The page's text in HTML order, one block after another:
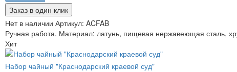
Заказ в один клик
Нет в наличии Артикул: ACFAB
Ручная работа. Материал: латунь, пищевая нержавеющая сталь,
Хит
Набор чайный "Краснодарский краевой суд"